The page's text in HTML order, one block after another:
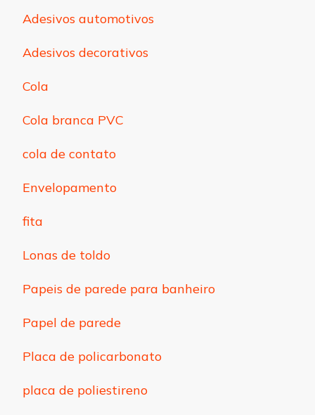
Adesivos automotivos
Adesivos decorativos
Cola
Cola branca PVC
cola de contato
Envelopamento
fita
Lonas de toldo
Papeis de parede para banheiro
Papel de parede
Placa de policarbonato
placa de poliestireno